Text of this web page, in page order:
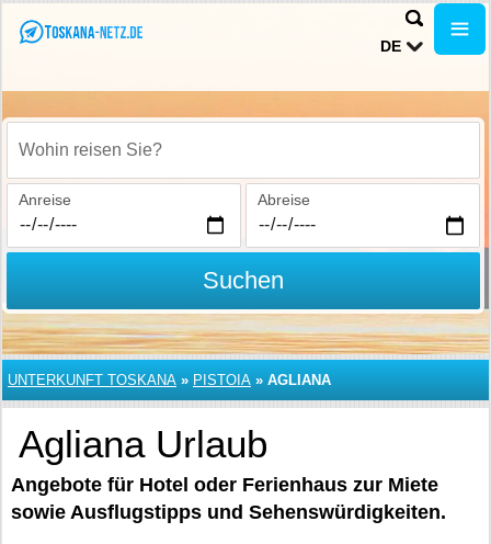
DE
Wohin reisen Sie?
Anreise Abreise
Suchen
UNTERKUNFT TOSKANA » PISTOIA » AGLIANA
Agliana Urlaub
Angebote für Hotel oder Ferienhaus zur Miete
sowie Ausflugstipps und Sehenswürdigkeiten.